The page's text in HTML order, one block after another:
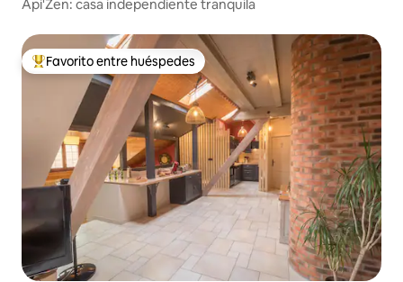
Api'Zen: casa independiente tranquila
De los mejores en Favorito entre huéspedes
Favorito entre huéspedes